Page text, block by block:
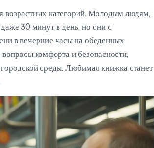
возрастных категорий. Молодым людям,
30 минут в день, но они с
в вечерние часы на обеденных
комфорта и безопасности,
среды. Любимая книжка станет